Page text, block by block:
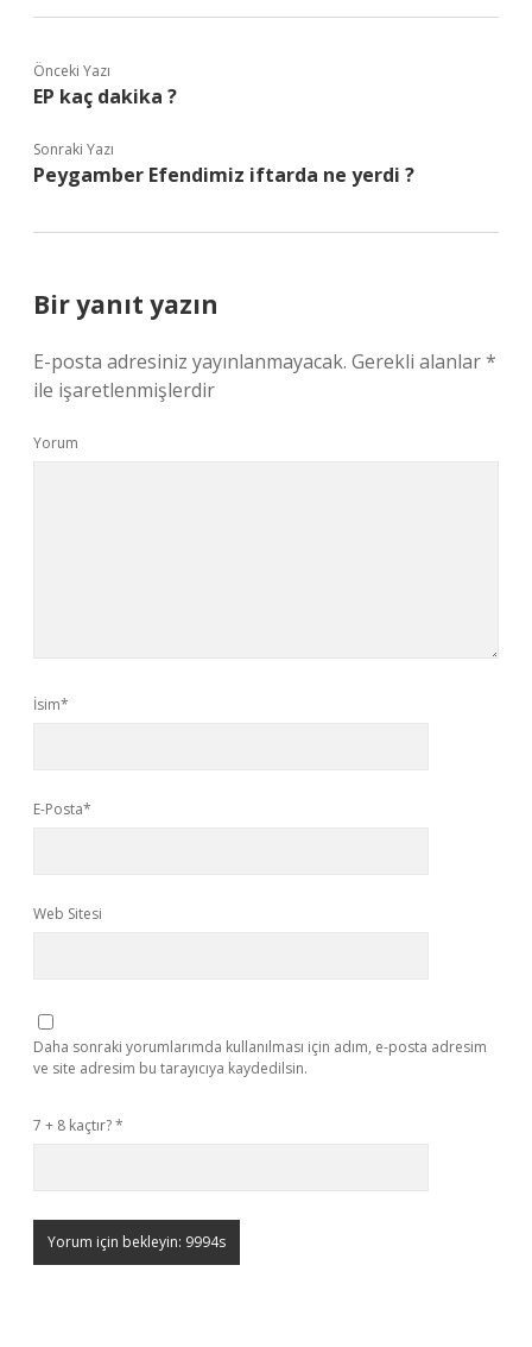
Önceki Yazı
EP kaç dakika ?
Sonraki Yazı
Peygamber Efendimiz iftarda ne yerdi ?
Bir yanıt yazın
E-posta adresiniz yayınlanmayacak. Gerekli alanlar*
ile işaretlenmişlerdir
Yorum
İsim*
E-Posta*
Web Sitesi
Daha sonraki yorumlarımda kullanılması için adım, e-posta adresim
ve site adresim bu tarayıcıya kaydedilsin.
7 + 8 kaçtır?*